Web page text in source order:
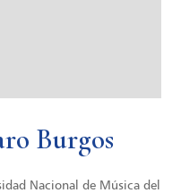
Burgos
Nacional de Música del